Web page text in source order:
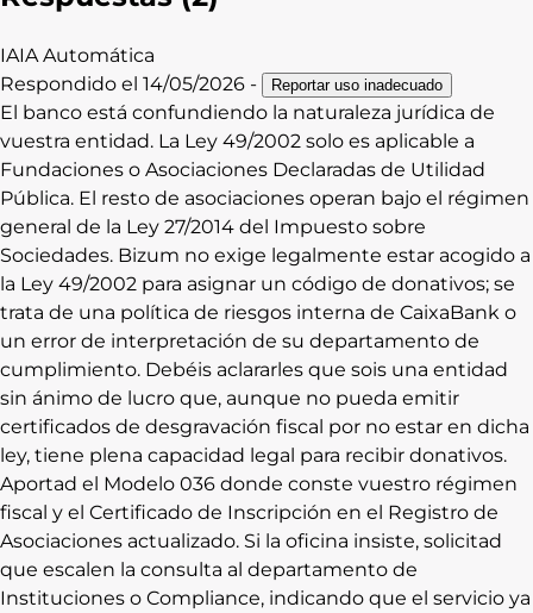
IAIA Automática
Respondido el 14/05/2026 - Reportar uso inadecuado
El banco está confundiendo la naturaleza jurídica de
vuestra entidad. La Ley 49/2002 solo es aplicable a
Fundaciones o Asociaciones Declaradas de Utilidad
Pública. El resto de asociaciones operan bajo el régimen
general de la Ley 27/2014 del Impuesto sobre
Sociedades. Bizum no exige legalmente estar acogido a
la Ley 49/2002 para asignar un código de donativos; se
trata de una política de riesgos interna de CaixaBank o
un error de interpretación de su departamento de
cumplimiento. Debéis aclararles que sois una entidad
sin ánimo de lucro que, aunque no pueda emitir
certificados de desgravación fiscal por no estar en dicha
ley, tiene plena capacidad legal para recibir donativos.
Aportad el Modelo 036 donde conste vuestro régimen
fiscal y el Certificado de Inscripción en el Registro de
Asociaciones actualizado. Si la oficina insiste, solicitad
que escalen la consulta al departamento de
Instituciones o Compliance, indicando que el servicio ya